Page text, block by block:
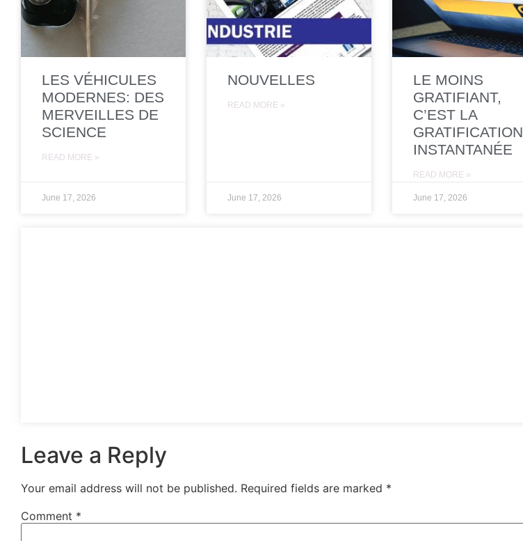
LES VÉHICULES
MODERNES: DES
MERVEILLES DE
SCIENCE
READ MORE »
June 17, 2026
NOUVELLES
READ MORE »
June 17, 2026
LE MOINS
GRATIFIANT,
C’EST LA
GRATIFICATION
INSTANTANÉE
READ MORE »
June 17, 2026
Leave a Reply
Your email address will not be published. Required fields are marked *
Comment *